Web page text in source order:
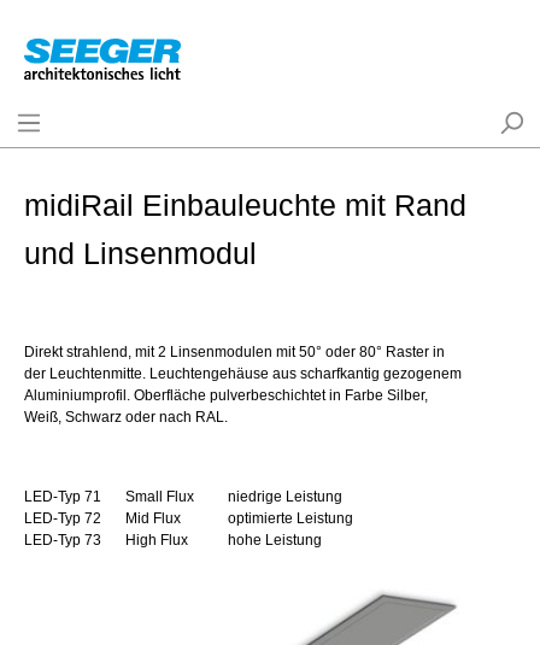
midiRail Einbauleuchte mit Rand
und Linsenmodul
Direkt strahlend, mit 2 Linsenmodulen mit 50° oder 80° Raster in
der Leuchtenmitte. Leuchtengehäuse aus scharfkantig gezogenem
Aluminiumprofil. Oberfläche pulverbeschichtet in Farbe Silber,
Weiß, Schwarz oder nach RAL.
LED-Typ 71 Small Flux
niedrige Leistung
LED-Typ 72
Mid Flux
optimierte Leistung
LED-Typ 73
High Flux hohe Leistung